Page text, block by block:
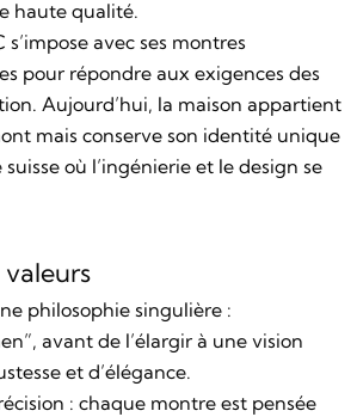
haute qualité.
s’impose avec ses montres
pour répondre aux exigences des
Aujourd’hui, la maison appartient
mais conserve son identité unique
où l’ingénierie et le design se
philosophie singulière :
”, avant de l’élargir à une vision
et d’élégance.
: chaque montre est pensée